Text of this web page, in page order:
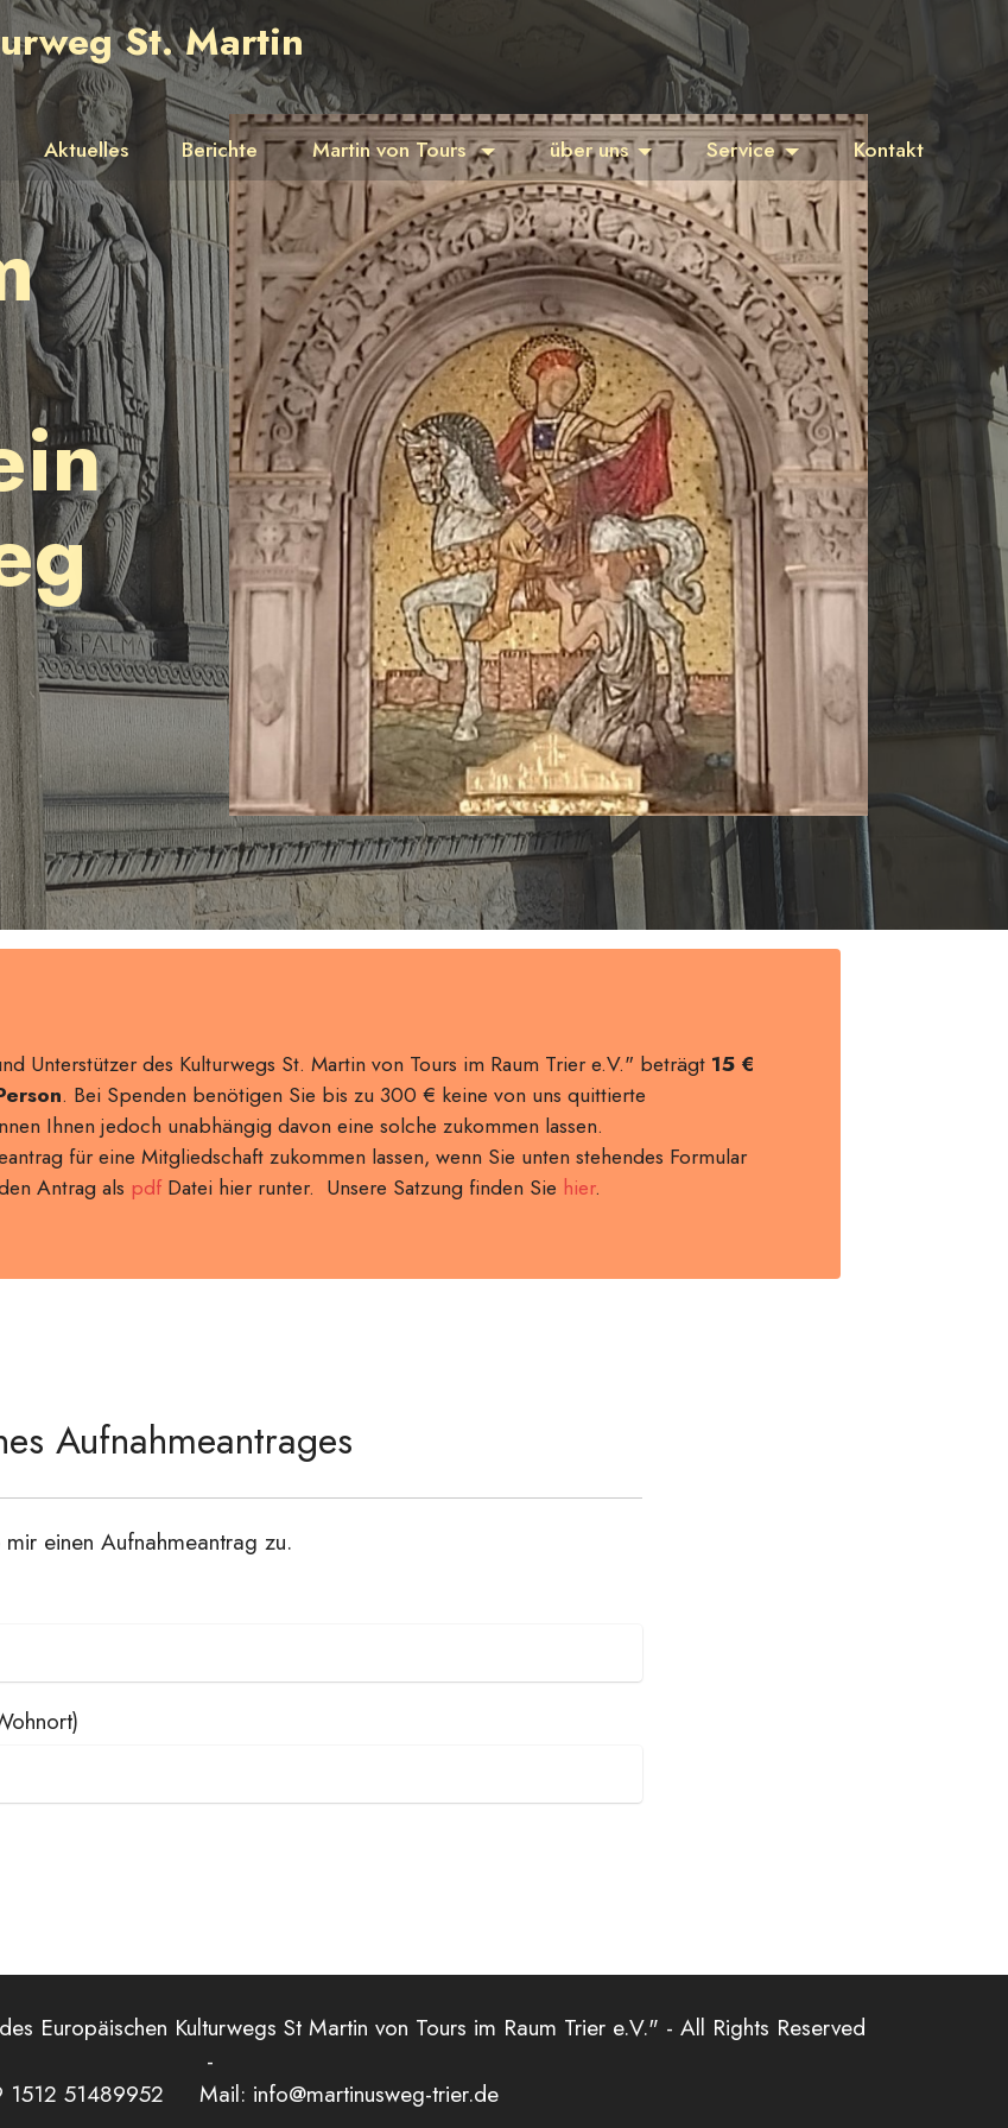
St. Martin
Aktuelles Berichte Martin von Tours über uns Service Kontakt
Unterstützer des Kulturwegs St. Martin von Tours im Raum Trier e.V." beträgt 15 €
. Bei Spenden benötigen Sie bis zu 300 € keine von uns quittierte
Ihnen jedoch unabhängig davon eine solche zukommen lassen.
für eine Mitgliedschaft zukommen lassen, wenn Sie unten stehendes Formular
Antrag als pdfDatei hier runter. Unsere Satzung finden Sie hier.
Aufnahmeantrages
einen Aufnahmeantrag zu.
Europäischen Kulturwegs St Martin von Tours im Raum Trier e.V." - All Rights Reserved
-
1512 51489952 Mail: info@martinusweg-trier.de